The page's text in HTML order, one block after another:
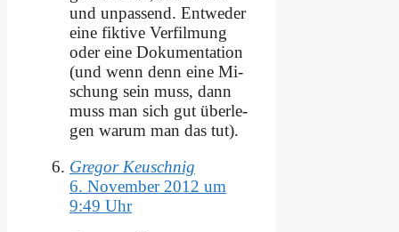
und un­pas­send. Ent­we­der
ei­ne fik­ti­ve Ver­fil­mung
oder ei­ne Do­ku­men­ta­ti­on
(und wenn denn ei­ne Mi­
schung sein muss, dann
muss man sich gut über­le­
gen war­um man das tut).
Gregor Keuschnig
6. November 2012 um
9:49 Uhr